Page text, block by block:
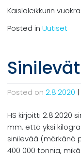
Kaislaleikkurin
Posted in Uutiset
Sinilevät
Posted on 2.8.2020 |
HS kirjoitti 2.8.2020
mm. että yksi
sinilevää (märkänä
400 000 tonnia,